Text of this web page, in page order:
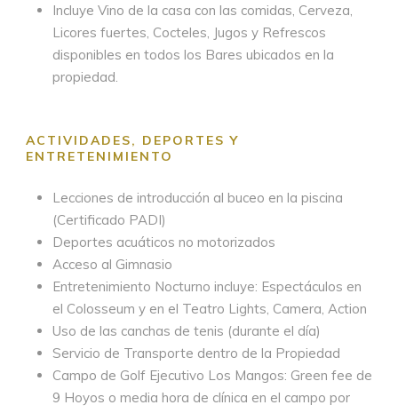
Incluye Vino de la casa con las comidas, Cerveza,
Licores fuertes, Cocteles, Jugos y Refrescos
disponibles en todos los Bares ubicados en la
propiedad.
ACTIVIDADES, DEPORTES Y
ENTRETENIMIENTO
Lecciones de introducción al buceo en la piscina
(Certificado PADI)
Deportes acuáticos no motorizados
Acceso al Gimnasio
Entretenimiento Nocturno incluye: Espectáculos en
el Colosseum y en el Teatro Lights, Camera, Action
Uso de las canchas de tenis (durante el día)
Servicio de Transporte dentro de la Propiedad
Campo de Golf Ejecutivo Los Mangos: Green fee de
9 Hoyos o media hora de clínica en el campo por